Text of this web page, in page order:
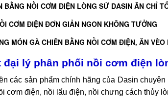
BẰNG NỒI CƠM ĐIỆN LÒNG SỨ DASIN ĂN CHỈ
CƠM ĐIỆN ĐƠN GIẢN NGON KHÔNG TƯỞNG
MÓN GÀ CHIÊN BẰNG NỒI CƠM ĐIỆN, ĂN VÈO
lý phân phối nồi cơm điện
các sản phẩm chính hãng của Dasin
cơm điện, nồi lẩu điện, nồi chưng cách thủy